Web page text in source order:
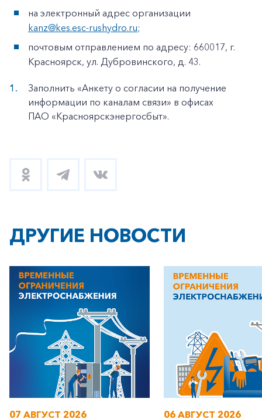
на электронный адрес организации
kanz@kes.esc-rushydro.ru;
почтовым отправлением по адресу: 660017, г.
Красноярск, ул. Дубровинского, д. 43.
Заполнить «Анкету о согласии на получение
информации по каналам связи» в офисах
ПАО «Красноярскэнергосбыт».
ДРУГИЕ НОВОСТИ
07 АВГУСТ 2026 06 АВГУСТ 2026